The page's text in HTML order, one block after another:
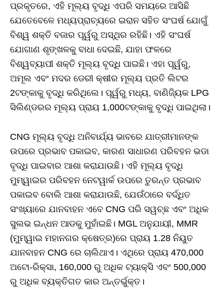
ପ୍ରକୃତରେ, ଏହି ମୂଲ୍ୟ ବୃଦ୍ଧି ଏପରି ସମୟରେ ଆସିଛି
ଯେତେବେଳେ ମଧ୍ୟପ୍ରାଚ୍ୟରେ ଇରାନ ସହିତ ସଂଘର୍ଷ ଯୋଗୁଁ
ବିଶ୍ୱ ଶକ୍ତି ବଜାର ପୂର୍ୱରୁ ଅସ୍ଥିର ରହିଛି। ଏହି ସଂଘର୍ଷ
ଯୋଗାଣ ଶୃଙ୍ଖଳକୁ ବାଧା ଦେଇଛି, ଯାହା ଫଳରେ
ବିଶ୍ୱବ୍ୟାପୀ ଶକ୍ତି ମୂଲ୍ୟ ବୃଦ୍ଧି ପାଇଛି। ଏହା ପୂର୍ୱରୁ,
ଅମୂଲ ଏବଂ ମଦର ଡେରୀ କ୍ଷୀର ମୂଲ୍ୟ ପ୍ରତି ଲିଟର
2ଟଙ୍କାକୁ ବୃଦ୍ଧି କରିଥିଲେ। ପୂର୍ୱରୁ ମଧ୍ୟ, ବାଣିଜ୍ୟିକ LPG
ସିଲିଣ୍ଡରର ମୂଲ୍ୟ ପ୍ରାୟ 1,000ଟଙ୍କାକୁ ବୃଦ୍ଧି ପାଇଥିଲା।
CNG ମୂଲ୍ୟ ବୃଦ୍ଧି ଅନିବାର୍ଯ୍ୟ ଭାବରେ ଯାତ୍ରୀମାନଙ୍କ
ଉପରେ ପ୍ରଭାବ ପକାଇବ, କାରଣ ସାଧାରଣ ପରିବହନ ଭଡା
ବୃଦ୍ଧି ପାଇବାର ଆଶା କରାଯାଉଛି। ଏହି ମୂଲ୍ୟ ବୃଦ୍ଧି
ମୁମ୍ୱାଇର ପରିବହନ ନେଟୱାର୍କ ଉପରେ ତୁରନ୍ତ ପ୍ରଭାବ
ପକାଇବ ବୋଲି ଆଶା କରାଯାଉଛି, ଯେଉଁଠାରେ ବର୍ଦ୍ଧିତ
ସଂଖ୍ୟାରେ ଯାନବାହନ ଏବେ CNG ପରି ସୱଚ୍ଛ ଏବଂ ଅଧିକ
ସୁଲଭ ଇନ୍ଧନ ଆଡକୁ ମୁହାଁଇଛି। MGL ଅନୁଯାୟୀ, MMR
(ମୁମ୍ୱାଇ ମହାନଗର କ୍ଷେତ୍ର)ରେ ପ୍ରାୟ 1.28 ନିୟୁତ
ଯାନବାହନ CNG ରେ ଚାଲିଥାଏ। ଏଥିରେ ପ୍ରାୟ 470,000
ଅଟୋ-ରିକ୍ସା, 160,000 ରୁ ଅଧିକ ଟ୍ୟାକ୍ସି ଏବଂ 500,000
ରୁ ଅଧିକ ବ୍ୟକ୍ତିଗତ କାର ଅନ୍ତର୍ଭୁକ୍ତ।